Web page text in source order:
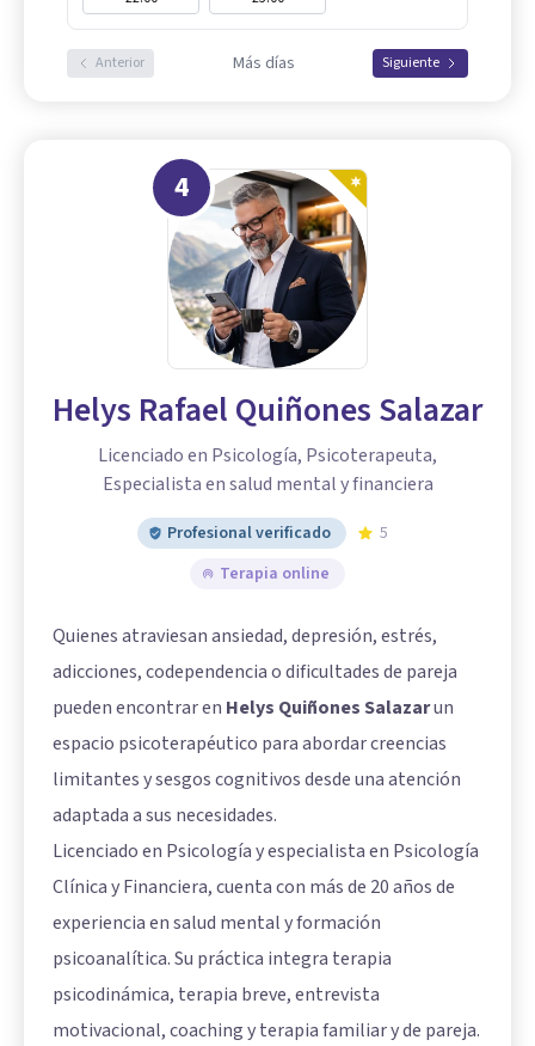
Anterior Más días Siguiente
4
Helys Rafael Quiñones Salazar
Licenciado en Psicología, Psicoterapeuta,
Especialista en salud mental y financiera
Profesional verificado
5
Terapia online
Quienes atraviesan ansiedad, depresión, estrés,
adicciones, codependencia o dificultades de pareja
pueden encontrar en Helys Quiñones Salazarun
espacio psicoterapéutico para abordar creencias
limitantes y sesgos cognitivos desde una atención
adaptada a sus necesidades.
Licenciado en Psicología y especialista en Psicología
Clínica y Financiera, cuenta con más de 20 años de
experiencia en salud mental y formación
psicoanalítica. Su práctica integra terapia
psicodinámica, terapia breve, entrevista
motivacional, coaching y terapia familiar y de pareja.